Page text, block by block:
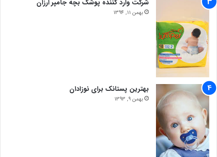
شرکت وارد کننده پوشک بچه جامپر ارزان
بهمن 11, 1394
بهترین پستانک برای نوزادان
بهمن 9, 1393